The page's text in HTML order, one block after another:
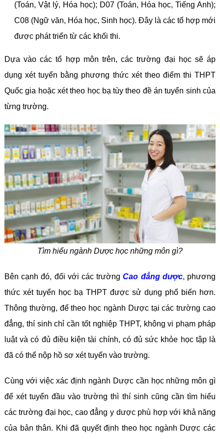
(Toán, Vật lý, Hóa học); D07 (Toán, Hóa học, Tiếng Anh);
C08 (Ngữ văn, Hóa học, Sinh học). Đây là các tổ hợp mới
được phát triển từ các khối thi.
Dựa vào các tổ hợp môn trên, các trường đại học sẽ áp
dụng xét tuyển bằng phương thức xét theo điểm thi THPT
Quốc gia hoặc xét theo học bạ tùy theo đề án tuyển sinh của
từng trường.
Tìm hiểu ngành Dược học những môn gì?
Bên cạnh đó, đối với các trườngCao đẳng dược, phương
thức xét tuyển học bạ THPT được sử dụng phổ biến hơn.
Thông thường, để theo học ngành Dược tại các trường cao
đẳng, thí sinh chỉ cần tốt nghiệp THPT, không vi phạm pháp
luật và có đủ điều kiện tài chính, có đủ sức khỏe học tập là
đã có thể nộp hồ sơ xét tuyển vào trường.
Cùng với việc xác định ngành Dược cần học những môn gì
để xét tuyển đầu vào trường thì thí sinh cũng cần tìm hiểu
các trường đại học, cao đẳng y dược phù hợp với khả năng
của bản thân. Khi đã quyết định theo học ngành Dược các